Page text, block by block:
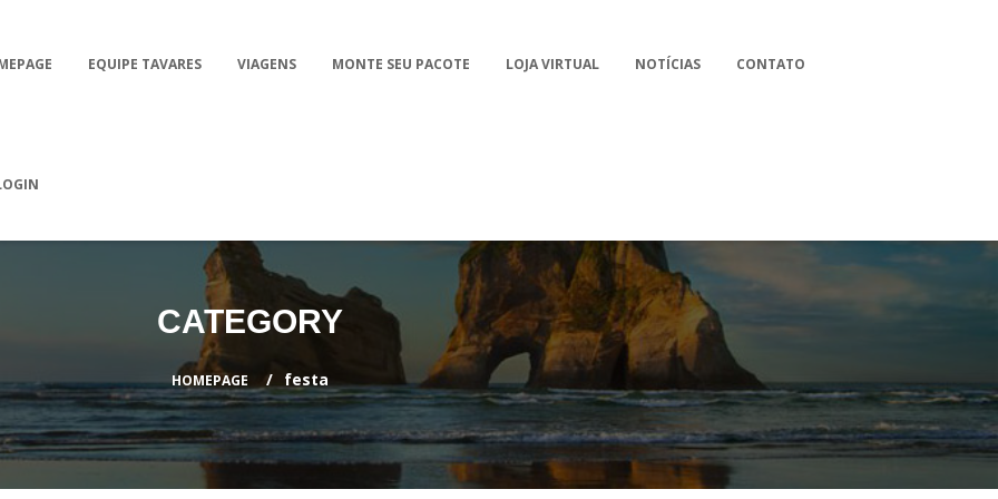
EQUIPE TAVARES VIAGENS MONTE SEU PACOTE LOJA VIRTUAL NOTÍCIAS CONTATO
CATEGORY
HOMEPAGE festa